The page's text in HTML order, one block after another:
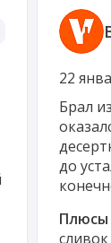
22
Брал
до
Плюсы
сливок